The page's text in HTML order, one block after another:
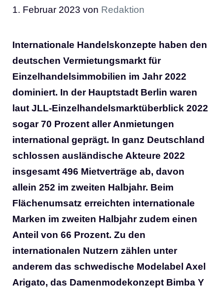
1. Februar 2023 von Redaktion
Internationale Handelskonzepte haben den
deutschen Vermietungsmarkt für
Einzelhandelsimmobilien im Jahr 2022
dominiert. In der Hauptstadt Berlin waren
laut JLL-Einzelhandelsmarktüberblick 2022
sogar 70 Prozent aller Anmietungen
international geprägt. In ganz Deutschland
schlossen ausländische Akteure 2022
insgesamt 496 Mietverträge ab, davon
allein 252 im zweiten Halbjahr. Beim
Flächenumsatz erreichten internationale
Marken im zweiten Halbjahr zudem einen
Anteil von 66 Prozent. Zu den
internationalen Nutzern zählen unter
anderem das schwedische Modelabel Axel
Arigato, das Damenmodekonzept Bimba Y